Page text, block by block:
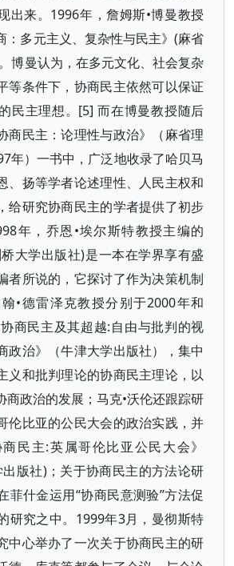
出来。1996年，詹姆斯•博曼教授
：多元主义、复杂性与民主》(麻省
博曼认为，在多元文化、社会复杂
等条件下，协商民主依然可以保证
民主理想。[5] 而在博曼教授随后
商民主：论理性与政治》（麻省理
年）一书中，广泛地收录了哈贝马
、扬等学者论述理性、人民主权和
给研究协商民主的学者提供了初步
年，乔恩•埃尔斯特教授主编的
桥大学出版社)是一本在学界享有盛
者所说的，它探讨了作为决策机制
•德雷泽克教授分别于2000年和
商民主及其超越:自由与批判的视
政治》（牛津大学出版社），集中
义和批判理论的协商民主理论，以
商政治的发展；马克•沃伦还跟踪研
伦比亚的公民大会的政治实践，并
民主:英属哥伦比亚公民大会》
版社)；关于协商民主的方法论研
菲什金运用“协商民意测验”方法促
研究之中。1999年3月，曼彻斯特
中心举办了一次关于协商民主的研